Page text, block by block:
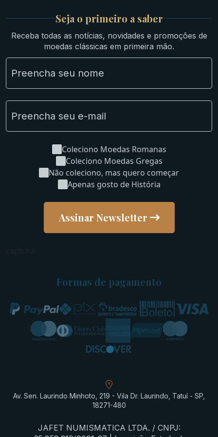
Ibéricas
Lotes Grandes
Material Numismático
NGC e NNC Encapsuladas
Novidades
Seja o primeiro a saber
Receba todas as notícias, novidades e promoções de
moedas clássicas em primeira mão.
Coleciono Moedas Romanas
Coleciono Moedas Gregas
Não coleciono, mas quero começar
Apenas gosto de História
Assinar Newsletter
Formas de pagamento
Av. Sen. Laurindo Minhoto, 219 - Vila Dr. Laurindo, Tatuí - SP,
18271-480
JAFET NUMISMATICA LTDA. / CNPJ: